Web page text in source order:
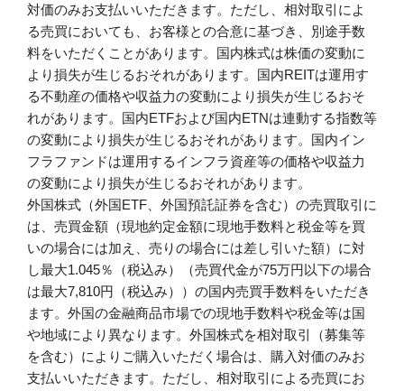
対価のみお支払いいただきます。ただし、相対取引によ
る売買においても、お客様との合意に基づき、別途手数
料をいただくことがあります。国内株式は株価の変動に
より損失が生じるおそれがあります。国内REITは運用す
る不動産の価格や収益力の変動により損失が生じるおそ
れがあります。国内ETFおよび国内ETNは連動する指数等
の変動により損失が生じるおそれがあります。国内イン
フラファンドは運用するインフラ資産等の価格や収益力
の変動により損失が生じるおそれがあります。
外国株式（外国ETF、外国預託証券を含む）の売買取引に
は、売買金額（現地約定金額に現地手数料と税金等を買
いの場合には加え、売りの場合には差し引いた額）に対
し最大1.045％（税込み）（売買代金が75万円以下の場合
は最大7,810円（税込み））の国内売買手数料をいただき
ます。外国の金融商品市場での現地手数料や税金等は国
や地域により異なります。外国株式を相対取引（募集等
を含む）によりご購入いただく場合は、購入対価のみお
支払いいただきます。ただし、相対取引による売買にお